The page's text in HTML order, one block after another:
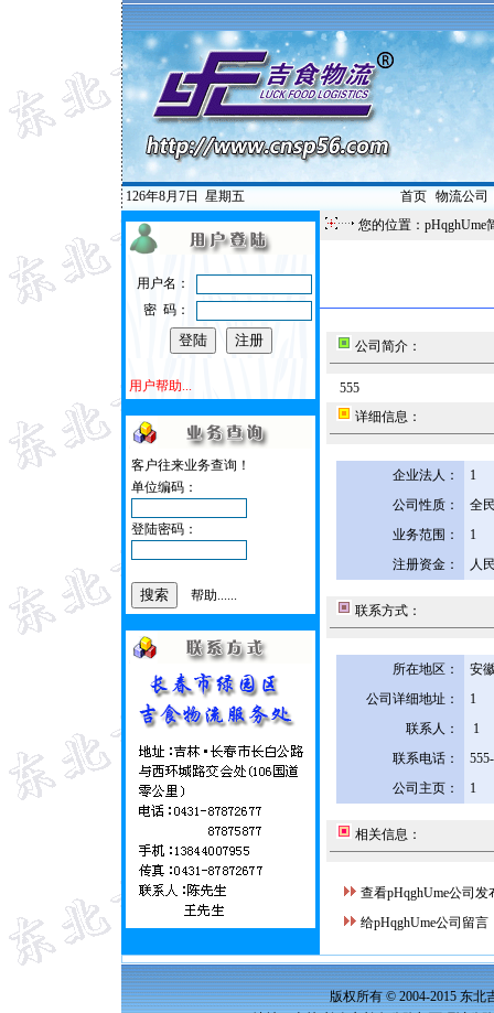
126年8月7日 星期五 首页| 物流公司
用户名：
密 码：
用户帮助...
客户往来业务查询！
单位编码：
登陆密码：
帮助......
您的位置：pHqghUme
公司简介：
555
详细信息：
企业法人：
1
公司性质：
全
业务范围：
1
注册资金：
人
联系方式：
所在地区：
安
公司详细地址：
1
联系人：
1
联系电话：
公司主页：
1
相关信息：
查看pHqghUme公司发
给pHqghUme公司留言
版权所有 © 2004-2015 东北